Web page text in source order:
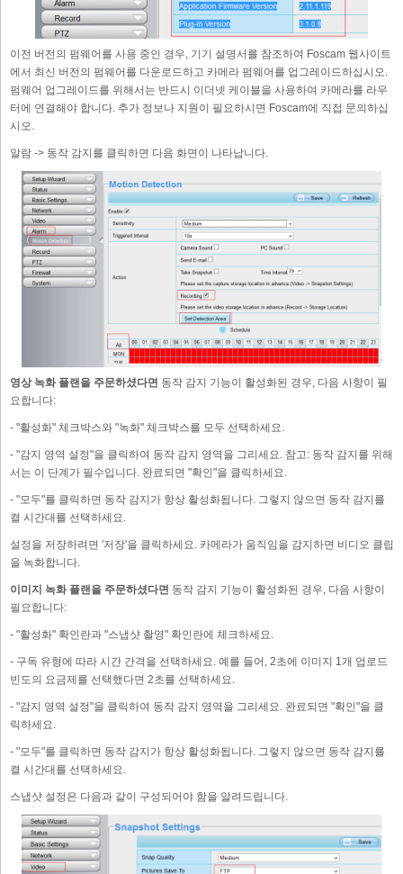
이전 버전의 펌웨어를 사용 중인 경우, 기기 설명서를 참조하여 Foscam 웹사이트
에서 최신 버전의 펌웨어를 다운로드하고 카메라 펌웨어를 업그레이드하십시오.
펌웨어 업그레이드를 위해서는 반드시 이더넷 케이블을 사용하여 카메라를 라우
터에 연결해야 합니다. 추가 정보나 지원이 필요하시면 Foscam에 직접 문의하십
시오.
알람 -> 동작 감지를 클릭하면 다음 화면이 나타납니다.
영상 녹화 플랜을 주문하셨다면 동작 감지 기능이 활성화된 경우, 다음 사항이 필
요합니다:
- "활성화" 체크박스와 "녹화" 체크박스를 모두 선택하세요.
- "감지 영역 설정"을 클릭하여 동작 감지 영역을 그리세요. 참고: 동작 감지를 위해
서는 이 단계가 필수입니다. 완료되면 "확인"을 클릭하세요.
- "모두"를 클릭하면 동작 감지가 항상 활성화됩니다. 그렇지 않으면 동작 감지를
켤 시간대를 선택하세요.
설정을 저장하려면 '저장'을 클릭하세요. 카메라가 움직임을 감지하면 비디오 클립
을 녹화합니다.
이미지 녹화 플랜을 주문하셨다면 동작 감지 기능이 활성화된 경우, 다음 사항이
필요합니다:
- "활성화" 확인란과 "스냅샷 촬영" 확인란에 체크하세요.
- 구독 유형에 따라 시간 간격을 선택하세요. 예를 들어, 2초에 이미지 1개 업로드
빈도의 요금제를 선택했다면 2초를 선택하세요.
- "감지 영역 설정"을 클릭하여 동작 감지 영역을 그리세요. 완료되면 "확인"을 클
릭하세요.
- "모두"를 클릭하면 동작 감지가 항상 활성화됩니다. 그렇지 않으면 동작 감지를
켤 시간대를 선택하세요.
스냅샷 설정은 다음과 같이 구성되어야 함을 알려드립니다.